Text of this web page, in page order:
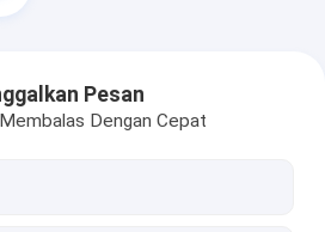
Pesan
Dengan Cepat